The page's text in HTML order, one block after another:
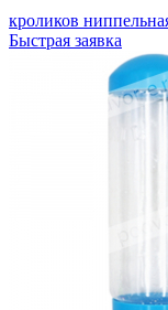
кроликов
Быстрая заявка